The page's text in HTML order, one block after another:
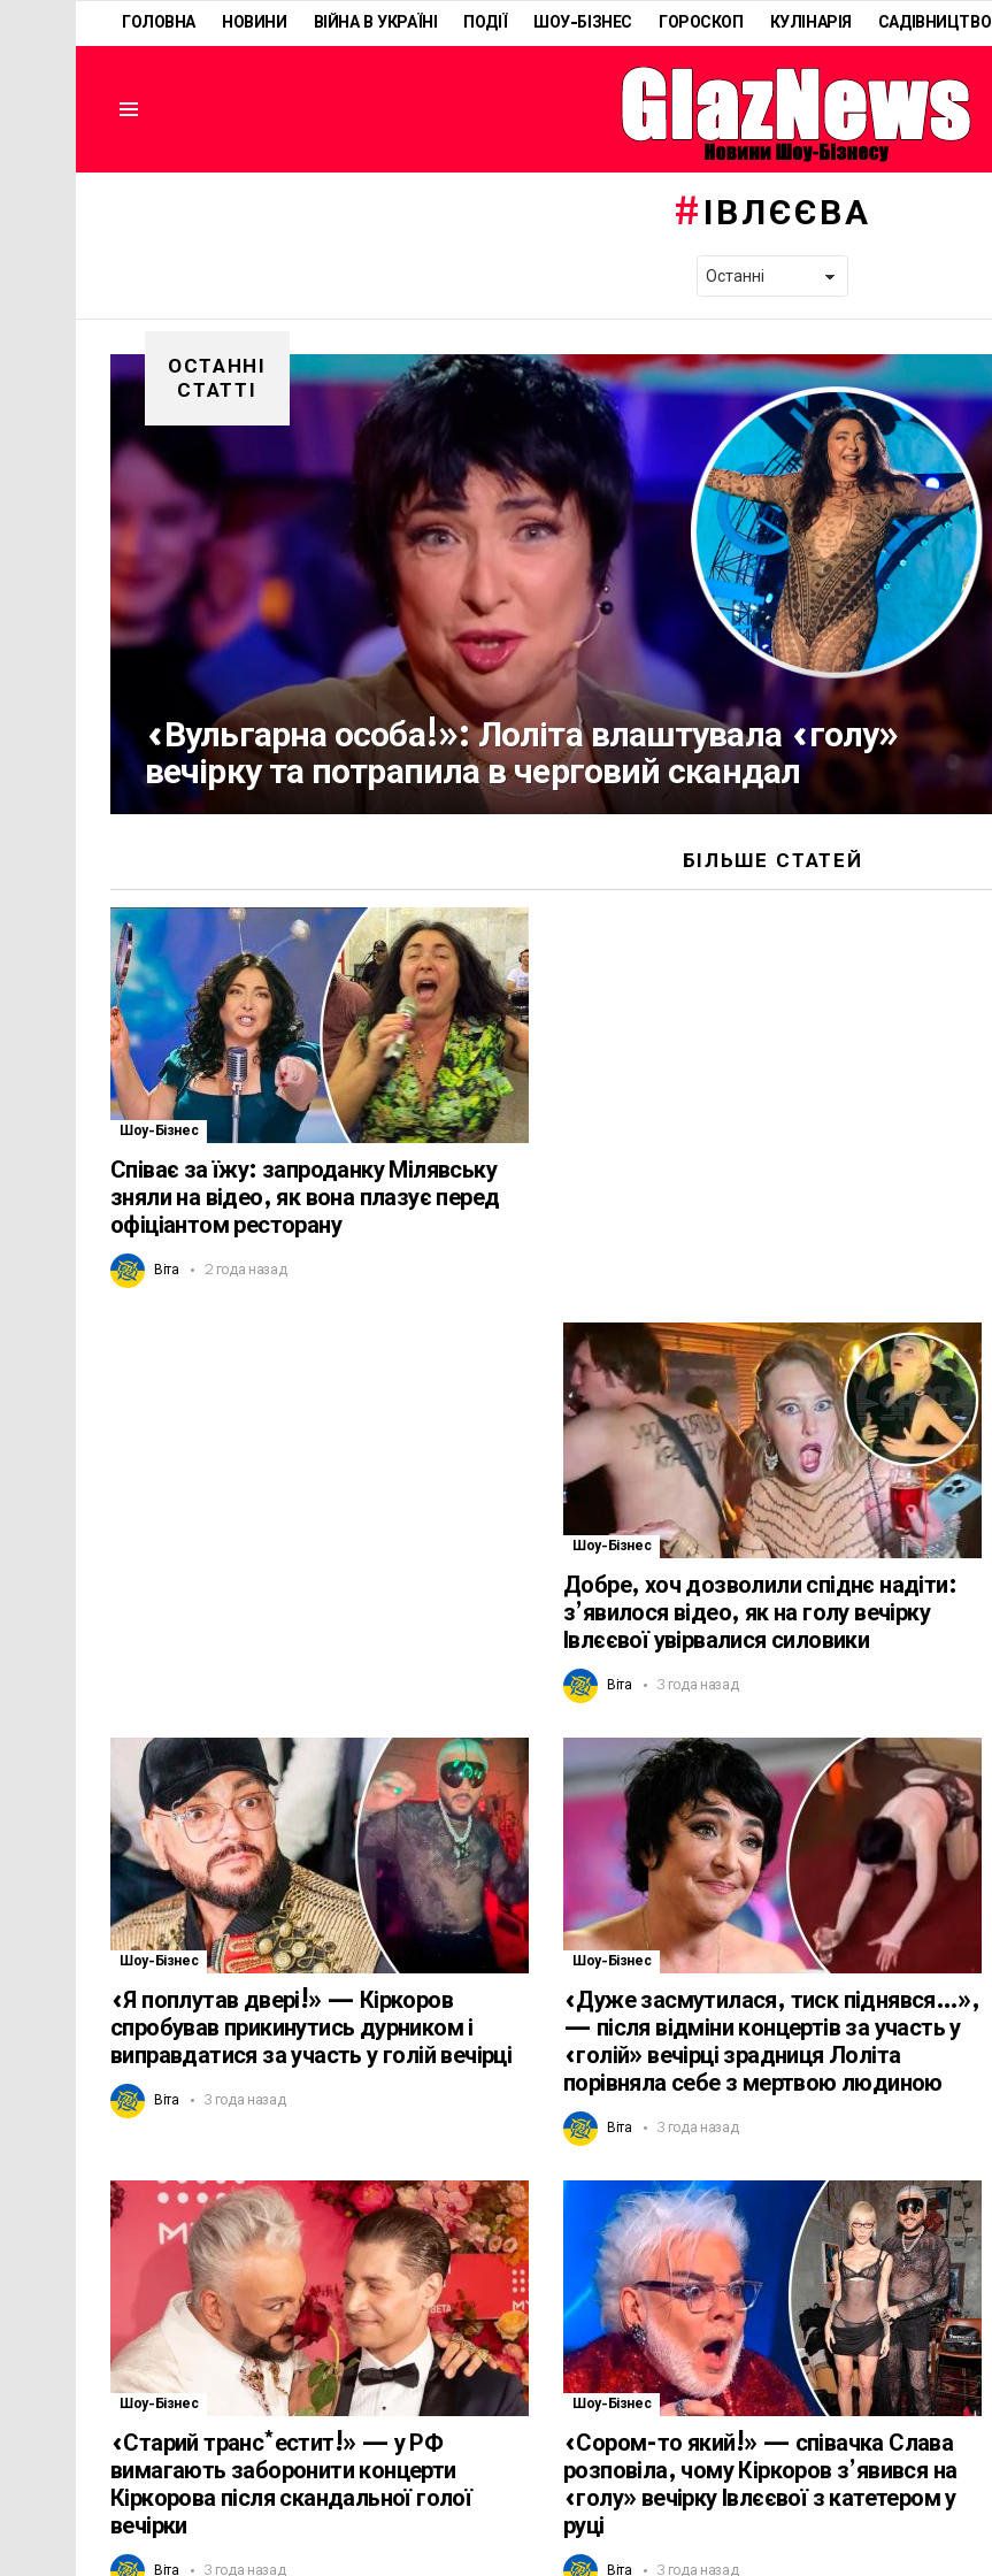
ГОЛОВНА НОВИНИ ВІЙНА В УКРАЇНІ ПОДІЇ ШОУ-БІЗНЕС ГОРОСКОП КУЛІНАРІЯ САДІВНИЦТВО
ІВЛЄЄВА
ОСТАННІ
СТАТТІ
«Вульгарна особа!»: Лоліта влаштувала «голу»
вечірку та потрапила в черговий скандал
БІЛЬШЕ СТАТЕЙ
Шоу-Бізнес
Співає за їжу: запроданку Мілявську
зняли на відео, як вона плазує перед
офіціантом ресторану
Віта 2 года назад
Шоу-Бізнес
Добре, хоч дозволили спіднє надіти:
з’явилося відео, як на голу вечірку
Івлєєвої увірвалися силовики
Віта 3 года назад
Шоу-Бізнес
«Я поплутав двері!» — Кіркоров
спробував прикинутись дурником і
виправдатися за участь у голій вечірці
Віта 3 года назад
Шоу-Бізнес
«Дуже засмутилася, тиск піднявся…»,
— після відміни концертів за участь у
«голій» вечірці зрадниця Лоліта
порівняла себе з мертвою людиною
Віта 3 года назад
Шоу-Бізнес
«Старий транс*естит!» — у РФ
вимагають заборонити концерти
Кіркорова після скандальної голої
вечірки
Віта 3 года назад
Шоу-Бізнес
«Сором-то який!» — співачка Слава
розповіла, чому Кіркоров з’явився на
«голу» вечірку Івлєєвої з катетером у
руці
Віта 3 года назад